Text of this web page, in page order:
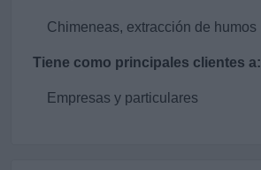
Chimeneas, extracción de humos
Tiene como principales clientes a:
Empresas y particulares